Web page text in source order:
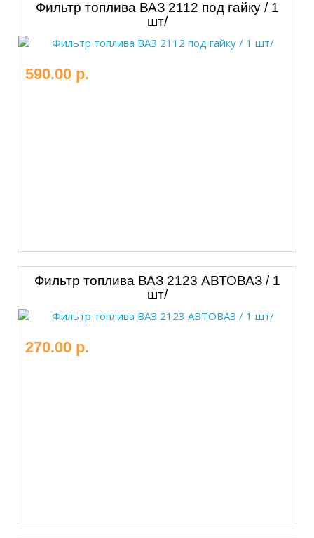
Фильтр топлива ВАЗ 2112 под гайку / 1
шт/
590.00 р.
Фильтр топлива ВАЗ 2123 АВТОВАЗ / 1
шт/
270.00 р.